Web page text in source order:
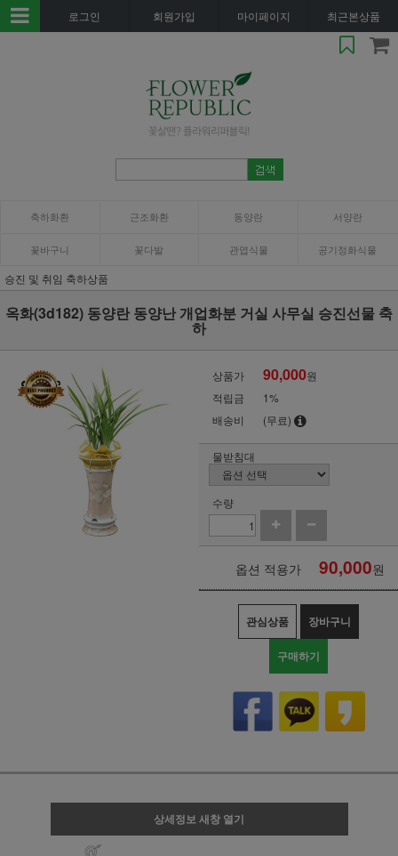
로그인 회원가입 마이페이지 최근본상품
축하화환 근조화환 동양란 서양란
꽃바구니 꽃다발 관엽식물 공기정화식물
승진 및 취임 축하상품
옥화(3d182) 동양란 동양난 개업화분 거실 사무실 승진선물 축
하
상품가 90,000원
적립금
1%
배송비
(무료)
물받침대
수량
옵션 적용가 90,000원
관심상품 장바구니
구매하기
상세정보 새창 열기